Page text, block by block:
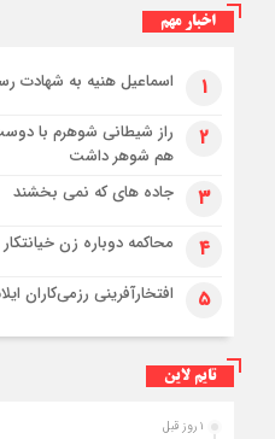
اخبار مهم
۱ اسماعیل هنیه به شهادت
۲
راز شیطانی شوهرم با
هم شوهر داشت
۳ جاده های که نمی بخشند
۴ محاکمه دوباره زن
۵ افتخارآفرینی رزمی‌کاران
تایم لاین
۱ روز قبل